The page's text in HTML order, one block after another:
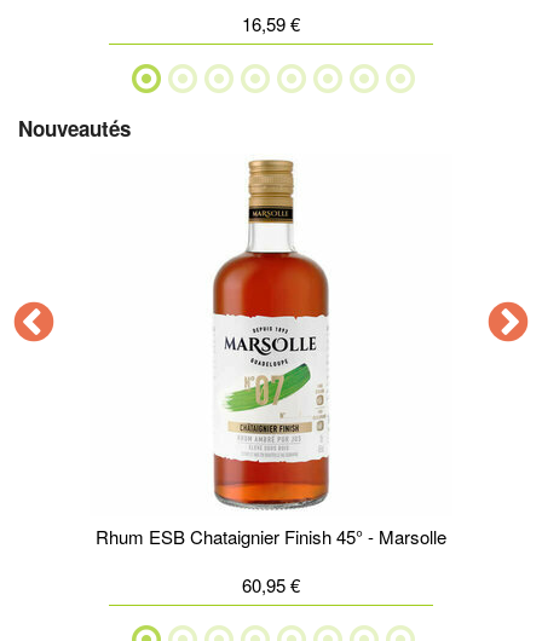
16,59 €
Nouveautés
Rhum ESB Chataignier Finish 45° - Marsolle
60,95 €